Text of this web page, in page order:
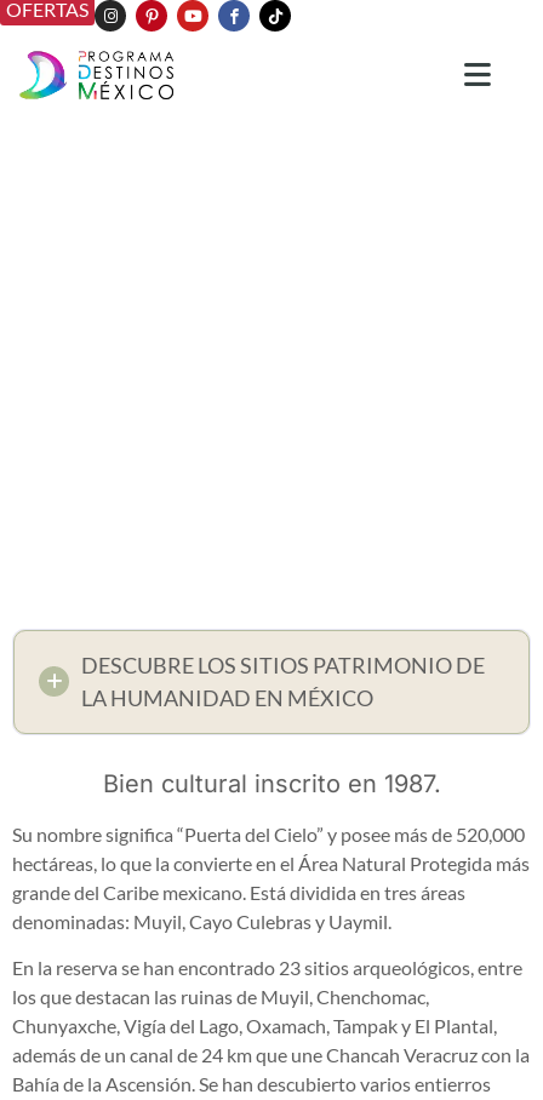
OFERTAS
DESCUBRE LOS SITIOS PATRIMONIO DE
LA HUMANIDAD EN MÉXICO
Bien cultural inscrito en 1987.
Su nombre significa “Puerta del Cielo” y posee más de 520,000
hectáreas, lo que la convierte en el Área Natural Protegida más
grande del Caribe mexicano. Está dividida en tres áreas
denominadas: Muyil, Cayo Culebras y Uaymil.
En la reserva se han encontrado 23 sitios arqueológicos, entre
los que destacan las ruinas de Muyil, Chenchomac,
Chunyaxche, Vigía del Lago, Oxamach, Tampak y El Plantal,
además de un canal de 24 km que une Chancah Veracruz con la
Bahía de la Ascensión. Se han descubierto varios entierros